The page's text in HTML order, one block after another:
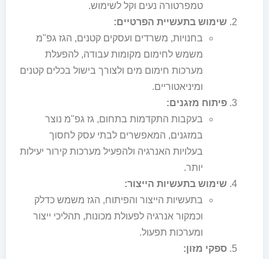
טמפרטורה נעים וקל לשימוש.
שימוש בתעשיית הפרטיים:
בחנויות, משרדים ועסקים קטנים, הגז גפ"מ
משמש לחימום מקומות עבודה, להפעלת
מערכות חימום מים ולצורך בישול בכלים קטנים
ומיניאטוריים.
פיתוח מזגנים:
בעקבות התקדמות בתחום, גז גפ"מ נוצר
במזגנים, המאפשרים לבתי עסק לחסוך
בעלויות האנרגיה ולהפעיל מערכות קירור יעילות
יותר.
שימוש בתעשיות הייצור:
בתעשיות הייצור והפיתוח, הגז משמש כדלק
וכמקור אנרגיה לפעולת מכונות, תהליכי ייצור
ומערכות תפעול.
ספקי מזון: